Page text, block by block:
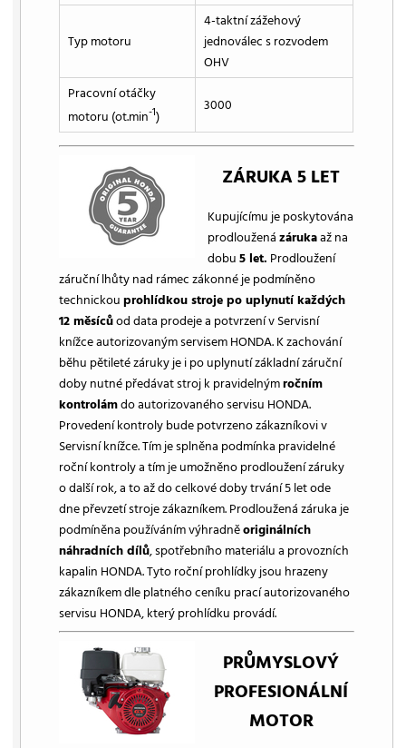
Typ motoru
4-taktní zážehový
jednoválec s rozvodem
OHV
Pracovní otáčky
motoru (ot.min-1)
3000
ZÁRUKA 5 LET
Kupujícímu je poskytována
prodlouženázárukaaž na
dobu5 let. Prodloužení
záruční lhůty nad rámec zákonné je podmíněno
technickouprohlídkou stroje po uplynutí každých
12 měsícůod data prodeje a potvrzení v Servisní
knížce autorizovaným servisem HONDA. K zachování
běhu pětileté záruky je i po uplynutí základní záruční
doby nutné předávat stroj k pravidelnýmročním
kontrolámdo autorizovaného servisu HONDA.
Provedení kontroly bude potvrzeno zákazníkovi v
Servisní knížce. Tím je splněna podmínka pravidelné
roční kontroly a tím je umožněno prodloužení záruky
o další rok, a to až do celkové doby trvání 5 let ode
dne převzetí stroje zákazníkem. Prodloužená záruka je
podmíněna používáním výhradněoriginálních
náhradních dílů, spotřebního materiálu a provozních
kapalin HONDA. Tyto roční prohlídky jsou hrazeny
zákazníkem dle platného ceníku prací autorizovaného
servisu HONDA, který prohlídku provádí.
PRŮMYSLOVÝ
PROFESIONÁLNÍ
MOTOR